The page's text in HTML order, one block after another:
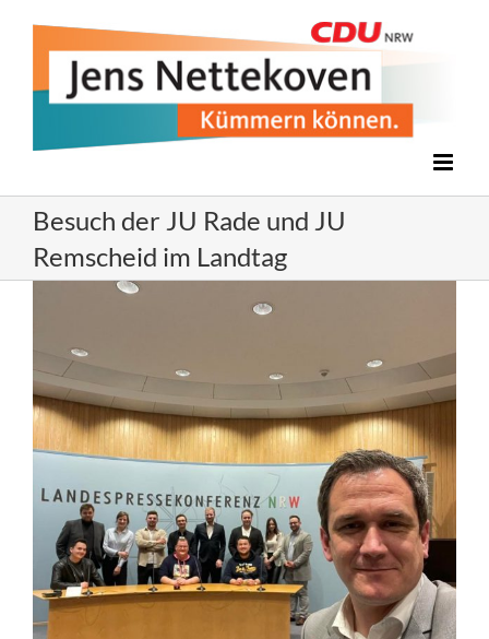
Besuch der JU Rade und JU
Remscheid im Landtag
Bild